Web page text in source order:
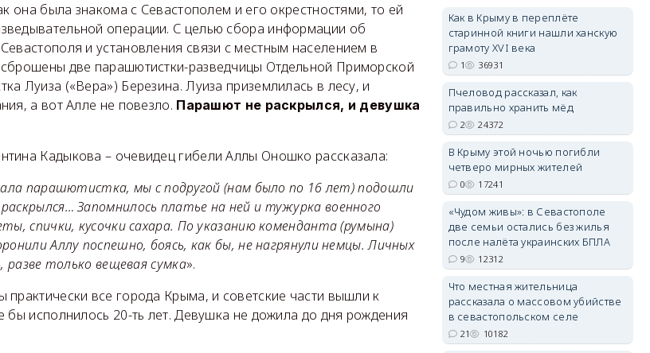
она была знакома с Севастополем и его окрестностями, то ей
операции. С целью сбора информации об
и установления связи с местным населением в
две парашютистки-разведчицы Отдельной Приморской
Луиза («Вера») Березина. Луиза приземлилась в лесу, и
а вот Алле не повезло. Парашют не раскрылся, и девушка
Кадыкова – очевидец гибели Аллы Оношко рассказала:
парашютистка, мы с подругой (нам было по 16 лет) подошли
Запомнилось платье на ней и тужурка военного
спички, кусочки сахара. По указанию коменданта (румына)
Аллу поспешно, боясь, как бы, не нагрянули немцы. Личных
разве только вещевая сумка».
все города Крыма, и советские части вышли к
бы исполнилось 20-ть лет. Девушка не дожила до дня рождения
erid: 2SDnjdvhGXG
Как в Крыму в переплёте
старинной книги нашли ханскую
грамоту XVI века
1 36931
Пчеловод рассказал, как
правильно хранить мёд
2 24372
В Крыму этой ночью погибли
четверо мирных жителей
0 17241
«Чудом живы»: в Севастополе
две семьи остались без жилья
после налёта украинских БПЛА
9 12312
Что местная жительница
рассказала о массовом убийстве
в севастопольском селе
21 10182